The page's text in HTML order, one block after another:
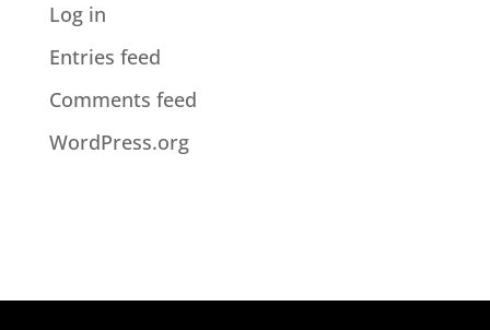
Log in
Entries feed
Comments feed
WordPress.org